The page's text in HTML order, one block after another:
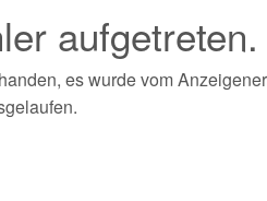
aufgetreten.
es wurde vom